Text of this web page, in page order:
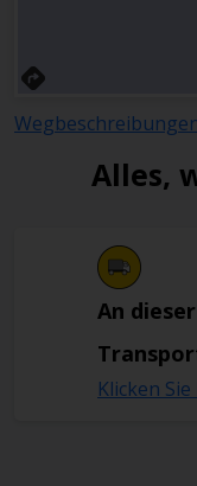
Alles,
An
Klicken